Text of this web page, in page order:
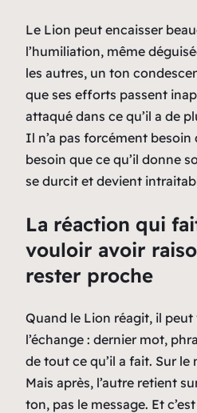
Le Lion peut encaisser
l’humiliation, même
les autres, un ton
que ses efforts passent
attaqué dans ce qu’il a de
Il n’a pas forcément besoin
besoin que ce qu’il donne
se durcit et devient
La réaction qui
vouloir avoir
rester proche
Quand le Lion réagit, il peut
l’échange : dernier mot,
de tout ce qu’il a fait. Sur le
Mais après, l’autre retient
ton, pas le message. Et